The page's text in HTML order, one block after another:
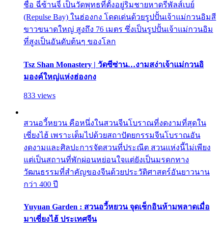
ชื่อ ฉี่ซ้านจี๋ เป็นวัดพุทธที่ตั้งอยู่ริมชายหาดรีพัลส์เบย์
(Repulse Bay) ในฮ่องกง โดดเด่นด้วยรูปปั้นเจ้าแม่กวนอิมสี
ขาวขนาดใหญ่ สูงถึง 76 เมตร ซึ่งเป็นรูปปั้นเจ้าแม่กวนอิม
ที่สูงเป็นอันดับต้นๆ ของโลก
Tsz Shan Monastery | วัดซีซ่าน…งามสง่าเจ้าแม่กวนอิ
มองค์ใหญ่แห่งฮ่องกง
833 views
สวนอวี้หยวน คือหนึ่งในสวนจีนโบราณที่งดงามที่สุดใน
เซี่ยงไฮ้ เพราะเต็มไปด้วยสถาปัตยกรรมจีนโบราณอัน
งดงามและศิลปะการจัดสวนที่ประณีต สวนแห่งนี้ไม่เพียง
แต่เป็นสถานที่พักผ่อนหย่อนใจแต่ยังเป็นมรดกทาง
วัฒนธรรมที่สำคัญของจีนด้วยประวัติศาสตร์อันยาวนาน
กว่า 400 ปี
Yuyuan Garden : สวนอวี้หยวน จุดเช็กอินห้ามพลาดเมื่อ
มาเซี่ยงไฮ้ ประเทศจีน